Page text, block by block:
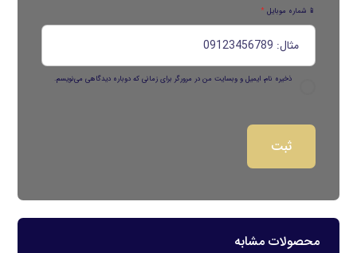
📱 شماره موبایل *
ذخیره نام، ایمیل و وبسایت من در مرورگر برای زمانی که دوباره دیدگاهی می‌نویسم.
محصولات مشابه